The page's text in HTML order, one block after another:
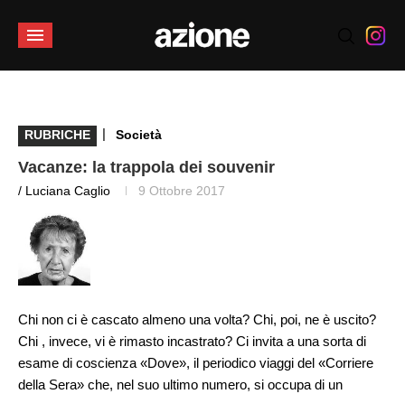
RUBRICHE | Società
Vacanze: la trappola dei souvenir
/ Luciana Caglio 9 Ottobre 2017
Chi non ci è cascato almeno una volta? Chi, poi, ne è uscito?
Chi , invece, vi è rimasto incastrato? Ci invita a una sorta di
esame di coscienza «Dove», il periodico viaggi del «Corriere
della Sera» che, nel suo ultimo numero, si occupa di un